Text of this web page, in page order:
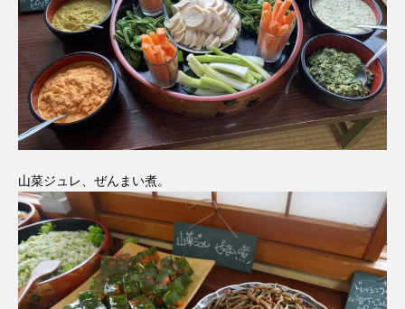
山菜ジュレ、ぜんまい煮。